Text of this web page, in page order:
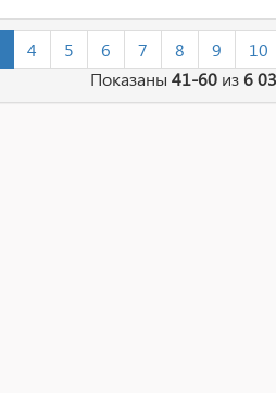
4 5 6 7 8 9
10
Показаны 41-60 из 6